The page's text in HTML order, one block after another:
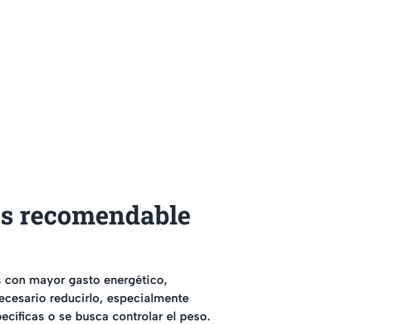
recomendable
con mayor gasto energético,
reducirlo, especialmente
o se busca controlar el peso.